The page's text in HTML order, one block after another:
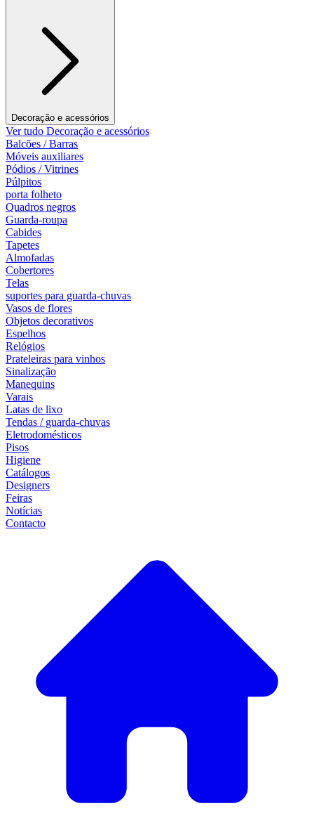
Decoração e acessórios
Ver tudo Decoração e acessórios
Balcões / Barras
Móveis auxiliares
Pódios / Vitrines
Púlpitos
porta folheto
Quadros negros
Guarda-roupa
Cabides
Tapetes
Almofadas
Cobertores
Telas
suportes para guarda-chuvas
Vasos de flores
Objetos decorativos
Espelhos
Relógios
Prateleiras para vinhos
Sinalização
Manequins
Varais
Latas de lixo
Tendas / guarda-chuvas
Eletrodomésticos
Pisos
Higiene
Catálogos
Designers
Feiras
Notícias
Contacto